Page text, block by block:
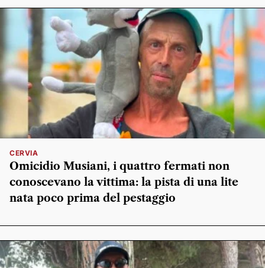
CERVIA
Omicidio Musiani, i quattro fermati non
conoscevano la vittima: la pista di una lite
nata poco prima del pestaggio